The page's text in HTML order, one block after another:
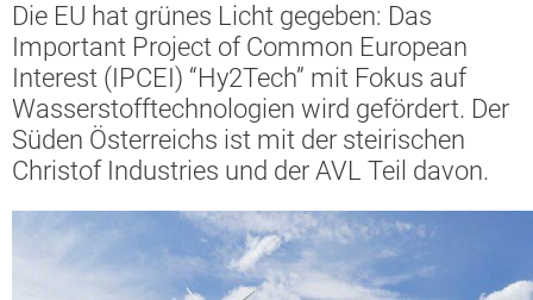
Die EU hat grünes Licht gegeben: Das
Important Project of Common European
Interest (IPCEI) “Hy2Tech” mit Fokus auf
Wasserstofftechnologien wird gefördert. Der
Süden Österreichs ist mit der steirischen
Christof Industries und der AVL Teil davon.